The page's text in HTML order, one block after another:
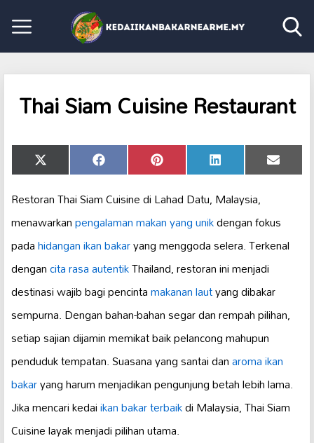
Thai Siam Cuisine Restaurant
Share
on
X
(Twitter)
Share
on
Facebook Share
on
Pinterest Share
on
LinkedIn Share
on
Email
Restoran Thai Siam Cuisine di Lahad Datu, Malaysia,
menawarkanpengalaman makan yang unikdengan fokus
padahidangan ikan bakaryang menggoda selera. Terkenal
dengancita rasa autentikThailand, restoran ini menjadi
destinasi wajib bagi pencintamakanan lautyang dibakar
sempurna. Dengan bahan-bahan segar dan rempah pilihan,
setiap sajian dijamin memikat baik pelancong mahupun
penduduk tempatan. Suasana yang santai danaroma ikan
bakaryang harum menjadikan pengunjung betah lebih lama.
Jika mencari kedaiikan bakar terbaikdi Malaysia, Thai Siam
Cuisine layak menjadi pilihan utama.